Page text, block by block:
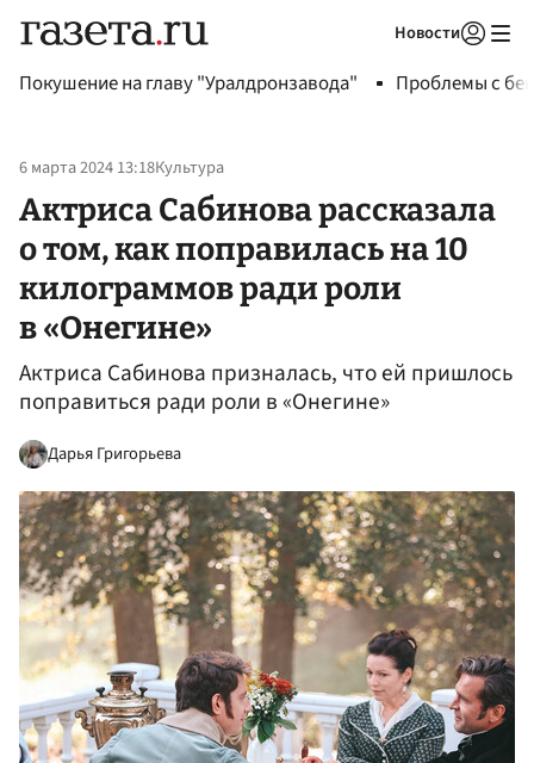
Новости
Покушение на главу "Уралдронзавода" Проблемы с
6 марта 2024 13:18Культура
Актриса Сабинова рассказала
о том, как поправилась на 10
килограммов ради роли
в «Онегине»
Актриса Сабинова призналась, что ей пришлось
поправиться ради роли в «Онегине»
Дарья Григорьева